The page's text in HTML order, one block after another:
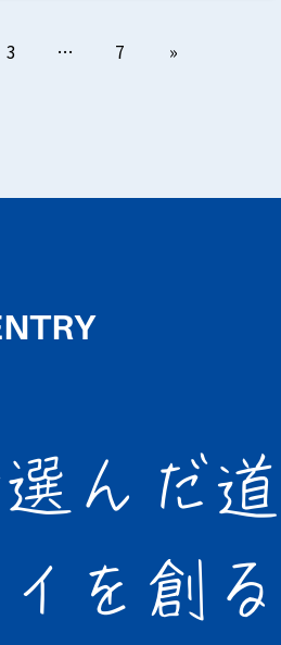
3 … 7 »
んだ道
を創る